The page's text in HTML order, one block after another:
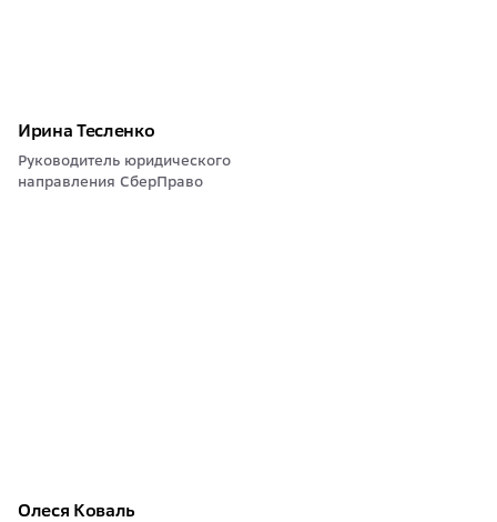
Ирина Тесленко
Руководитель юридического
направления СберПраво
Олеся Коваль